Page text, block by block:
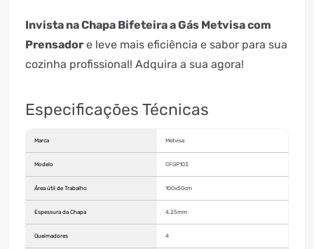
Invista na Chapa Bifeteira a Gás Metvisa com
Prensador e leve mais eficiência e sabor para sua
cozinha profissional! Adquira a sua agora!
Especificações Técnicas
Marca Metvisa
Modelo CFGP103
Área útil de Trabalho 100x50cm
Espessura da Chapa 4,25mm
Queimadores 4